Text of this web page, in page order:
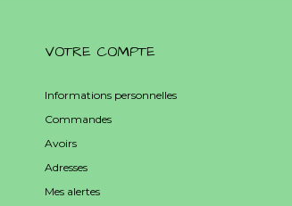
VOTRE COMPTE
Informations personnelles
Commandes
Avoirs
Adresses
Mes alertes